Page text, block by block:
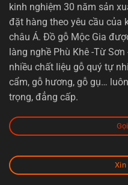
kinh nghiệm 30 năm sản
đặt hàng theo yêu cầu của
châu Á. Đồ gỗ Mộc Gia
làng nghề Phù Khê -Từ
nhiều chất liệu gỗ quý tự
cẩm, gỗ hương, gỗ gụ…
trọng, đẳng cấp.
Xin